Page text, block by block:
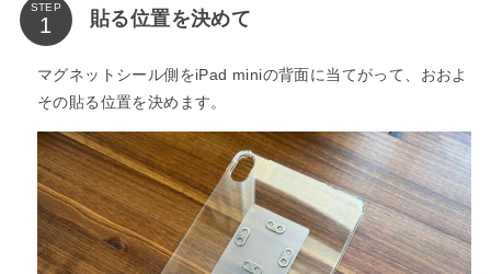
STEP
貼る位置を決めて
マグネットシール側をiPad miniの背面に当てがって、おおよ
その貼る位置を決めます。